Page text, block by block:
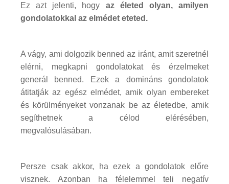
Ez azt jelenti, hogy az életed olyan, amilyen
gondolatokkal az elmédet eteted.
A vágy, ami dolgozik benned az iránt, amit szeretnél
elérni, megkapni gondolatokat és érzelmeket
generál benned. Ezek a domináns gondolatok
átitatják az egész elmédet, amik olyan embereket
és körülményeket vonzanak be az életedbe, amik
segíthetnek a célod elérésében,
megvalósulásában.
Persze csak akkor, ha ezek a gondolatok előre
visznek. Azonban ha félelemmel teli negatív